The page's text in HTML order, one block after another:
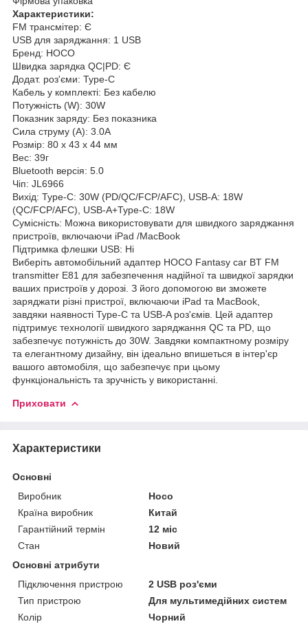
Характеристики:
FM трансмітер: Є
USB для заряджання: 1 USB
Бренд: HOCO
Швидка зарядка QC|PD: Є
Додат. роз'єми: Type-C
Кабель у комплекті: Без кабелю
Потужність (W): 30W
Показник заряду: Без показника
Сила струму (А): 3.0A
Розмір: 80 x 43 x 44 мм
Вес: 39г
Bluetooth версія: 5.0
Чіп: JL6966
Вихід: Type-C: 30W (PD/QC/FCP/AFC), USB-A: 18W
(QC/FCP/AFC), USB-A+Type-C: 18W
Сумісність: Можна використовувати для швидкого заряджання
пристроїв, включаючи iPad /MacBook
Підтримка флешки USB: Ні
Виберіть автомобільний адаптер HOCO Fantasy car BT FM
transmitter E81 для забезпечення надійної та швидкої зарядки
ваших пристроїв у дорозі. З його допомогою ви зможете
заряджати різні пристрої, включаючи iPad та MacBook,
завдяки наявності Type-C та USB-A роз'ємів. Цей адаптер
підтримує технології швидкого заряджання QC та PD, що
забезпечує потужність до 30W. Завдяки компактному розміру
та елегантному дизайну, він ідеально впишеться в інтер'єр
вашого автомобіля, що забезпечує при цьому
функціональність та зручність у використанні.
Приховати
Характеристики
Основні
Виробник
Hoco
Країна виробник
Китай
Гарантійний термін
12 міс
Стан
Новий
Основні атрибути
Підключення пристрою
2 USB роз'єми
Тип пристрою
Для мультимедійних систем
Колір
Чорний